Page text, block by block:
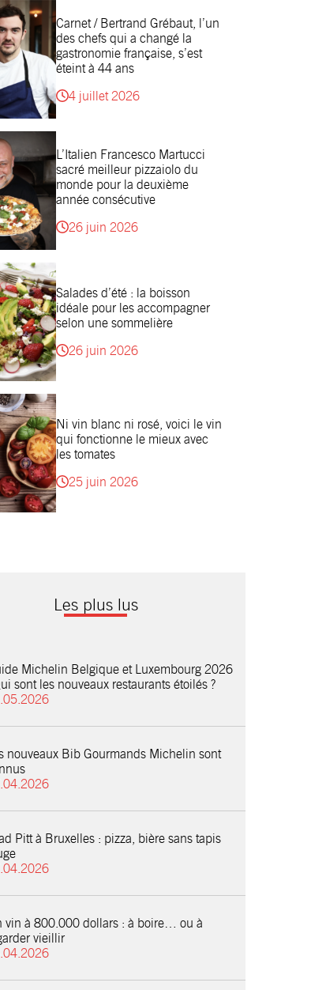
Carnet / Bertrand Grébaut, l’un
des chefs qui a changé la
gastronomie française, s’est
éteint à 44 ans
4 juillet 2026
L’Italien Francesco Martucci
sacré meilleur pizzaiolo du
monde pour la deuxième
année consécutive
26 juin 2026
Salades d’été : la boisson
idéale pour les accompagner
selon une sommelière
26 juin 2026
Ni vin blanc ni rosé, voici le vin
qui fonctionne le mieux avec
les tomates
25 juin 2026
Les plus lus
Michelin Belgique et Luxembourg 2026
sont les nouveaux restaurants étoilés ?
nouveaux Bib Gourmands Michelin sont
Pitt à Bruxelles : pizza, bière sans tapis
vin à 800.000 dollars : à boire… ou à
vieillir